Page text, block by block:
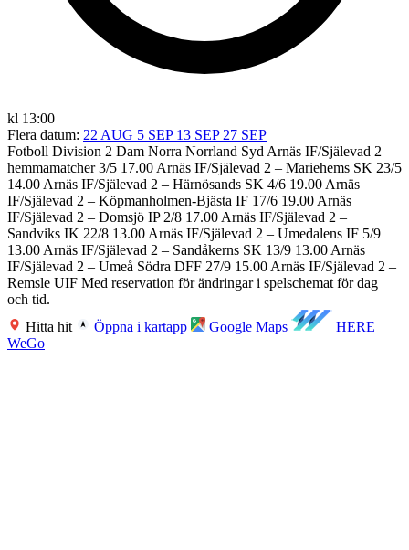
kl 13:00
Flera datum: 22 AUG 5 SEP 13 SEP 27 SEP
Fotboll Division 2 Dam Norra Norrland Syd Arnäs IF/Själevad 2
hemmamatcher 3/5 17.00 Arnäs IF/Själevad 2 – Mariehems SK 23/5
14.00 Arnäs IF/Själevad 2 – Härnösands SK 4/6 19.00 Arnäs
IF/Själevad 2 – Köpmanholmen-Bjästa IF 17/6 19.00 Arnäs
IF/Själevad 2 – Domsjö IP 2/8 17.00 Arnäs IF/Själevad 2 –
Sandviks IK 22/8 13.00 Arnäs IF/Själevad 2 – Umedalens IF 5/9
13.00 Arnäs IF/Själevad 2 – Sandåkerns SK 13/9 13.00 Arnäs
IF/Själevad 2 – Umeå Södra DFF 27/9 15.00 Arnäs IF/Själevad 2 –
Remsle UIF Med reservation för ändringar i spelschemat för dag
och tid.
Hitta hit
Öppna i kartapp Google Maps
HERE
WeGo